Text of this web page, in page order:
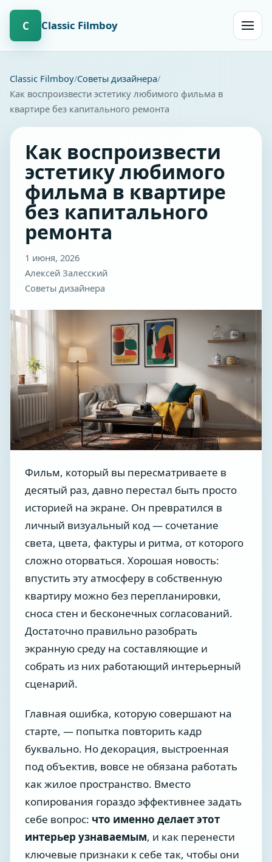
С
Сlassic Filmboy
Сlassic Filmboy Советы дизайнера
Как воспроизвести эстетику любимого фильма в
квартире без капитального ремонта
Как воспроизвести
эстетику любимого
фильма в квартире
без капитального
ремонта
1 июня, 2026
Алексей Залесский
Советы дизайнера
Фильм, который вы пересматриваете в
десятый раз, давно перестал быть просто
историей на экране. Он превратился в
личный визуальный код — сочетание
света, цвета, фактуры и ритма, от которого
сложно оторваться. Хорошая новость:
впустить эту атмосферу в собственную
квартиру можно без перепланировки,
сноса стен и бесконечных согласований.
Достаточно правильно разобрать
экранную среду на составляющие и
собрать из них работающий интерьерный
сценарий.
Главная ошибка, которую совершают на
старте, — попытка повторить кадр
буквально. Но декорация, выстроенная
под объектив, вовсе не обязана работать
как жилое пространство. Вместо
копирования гораздо эффективнее задать
себе вопрос: что именно делает этот
интерьер узнаваемым, и как перенести
ключевые признаки к себе так, чтобы они